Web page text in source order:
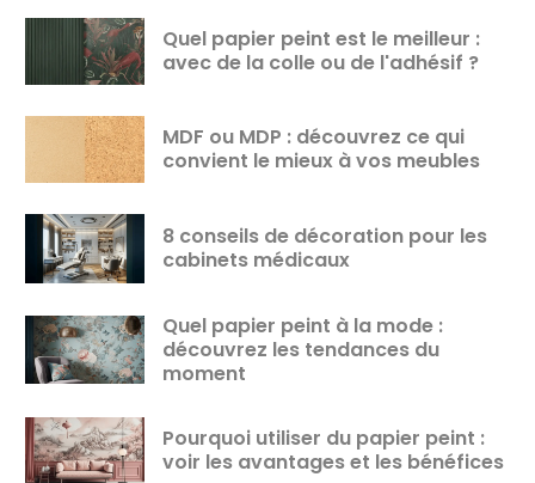
Quel papier peint est le meilleur :
avec de la colle ou de l'adhésif ?
MDF ou MDP : découvrez ce qui
convient le mieux à vos meubles
8 conseils de décoration pour les
cabinets médicaux
Quel papier peint à la mode :
découvrez les tendances du
moment
Pourquoi utiliser du papier peint :
voir les avantages et les bénéfices